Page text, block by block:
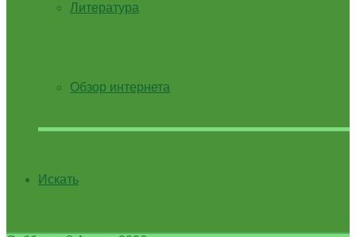
Литература
Обзор интернета
Искать